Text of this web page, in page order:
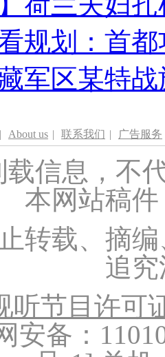
规划：首
军区某特
| About us | 联系我们 | 广告服务
信息，不
本网站稿
转载、摘
追
听节目许可
安备：